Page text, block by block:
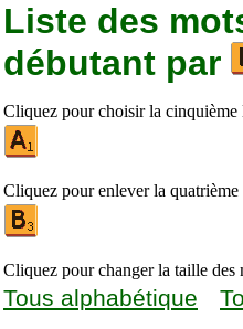
Liste des
débutant par
Cliquez pour choisir la cinquième
Cliquez pour enlever la quatrième
Cliquez pour changer la taille des
Tous alphabétique